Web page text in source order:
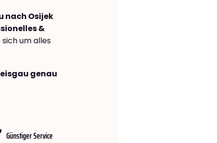
nach Osijek
&
sich um alles
genau
Günstiger Service